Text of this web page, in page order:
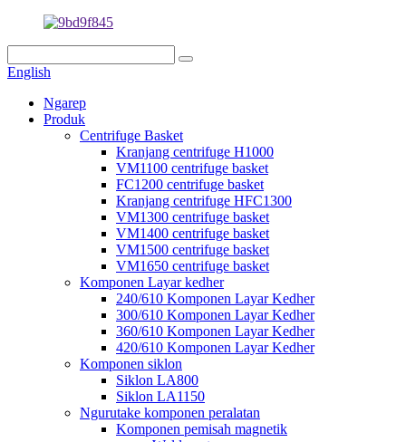
English
Ngarep
Produk
Centrifuge Basket
Kranjang centrifuge H1000
VM1100 centrifuge basket
FC1200 centrifuge basket
Kranjang centrifuge HFC1300
VM1300 centrifuge basket
VM1400 centrifuge basket
VM1500 centrifuge basket
VM1650 centrifuge basket
Komponen Layar kedher
240/610 Komponen Layar Kedher
300/610 Komponen Layar Kedher
360/610 Komponen Layar Kedher
420/610 Komponen Layar Kedher
Komponen siklon
Siklon LA800
Siklon LA1150
Ngurutake komponen peralatan
Komponen pemisah magnetik